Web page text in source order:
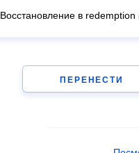
Восстановление в
ПЕРЕНЕСТИ